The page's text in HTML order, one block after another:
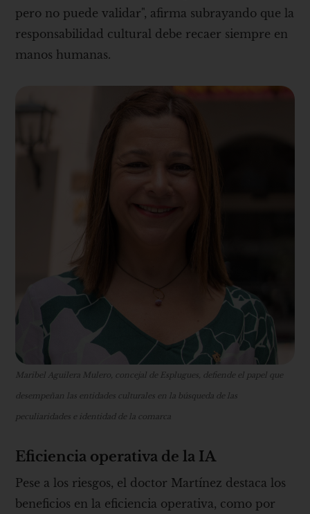
pero no puede validar", afirma subrayando que la
responsabilidad cultural debe recaer siempre en
manos humanas.
Maribel Aguilera Mulero, concejal de Esplugues, defiende el papel que
desempeñan las entidades culturales en la búsqueda de las
peculiaridades e identidad de la comarca
Eficiencia operativa de la IA
Pese a los riesgos, el doctor Martínez destaca los
beneficios en la eficiencia operativa, como por